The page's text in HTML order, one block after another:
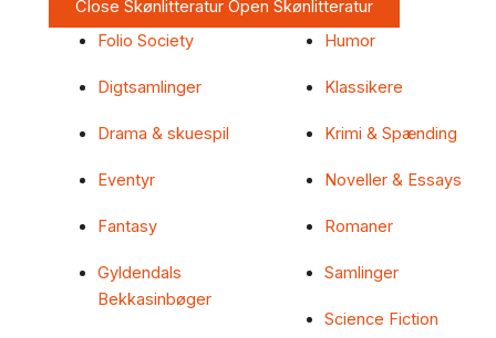
Close Skønlitteratur Open Skønlitteratur
Folio Society
Digtsamlinger
Drama & skuespil
Eventyr
Fantasy
Gyldendals
Bekkasinbøger
Humor
Klassikere
Krimi & Spænding
Noveller & Essays
Romaner
Samlinger
Science Fiction